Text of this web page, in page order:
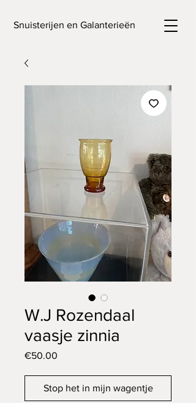
Snuisterijen en Galanterieën
W.J Rozendaal
vaasje zinnia
€50.00
Stop het in mijn wagentje